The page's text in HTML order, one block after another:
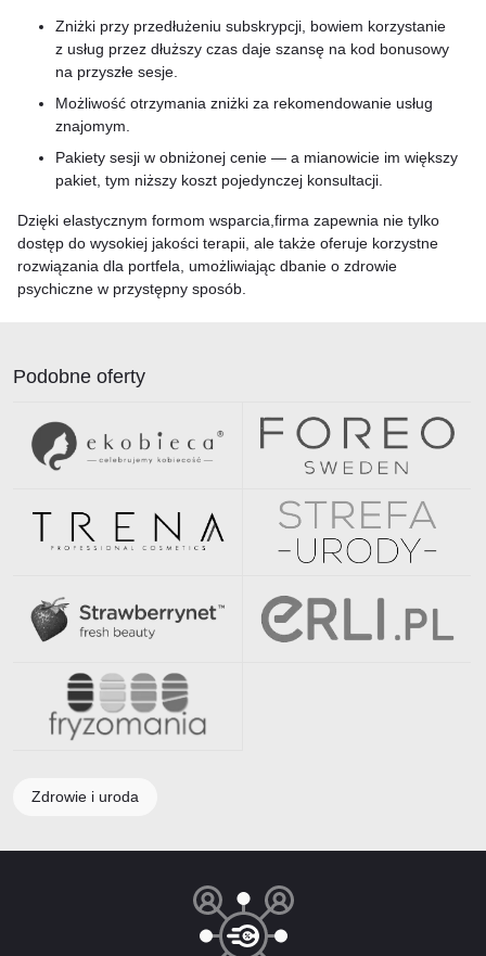
Zniżki przy przedłużeniu subskrypcji, bowiem korzystanie
z usług przez dłuższy czas daje szansę na kod bonusowy
na przyszłe sesje.
Możliwość otrzymania zniżki za rekomendowanie usług
znajomym.
Pakiety sesji w obniżonej cenie — a mianowicie im większy
pakiet, tym niższy koszt pojedynczej konsultacji.
Dzięki elastycznym formom wsparcia,firma zapewnia nie tylko
dostęp do wysokiej jakości terapii, ale także oferuje korzystne
rozwiązania dla portfela, umożliwiając dbanie o zdrowie
psychiczne w przystępny sposób.
Podobne oferty
Zdrowie i uroda